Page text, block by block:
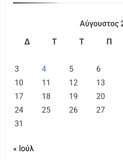
Αύγουστος
Δ
Τ Τ Π
3
4 5 6
10
11 12 13
17
18 19 20
24
25 26 27
31
« Ιούλ